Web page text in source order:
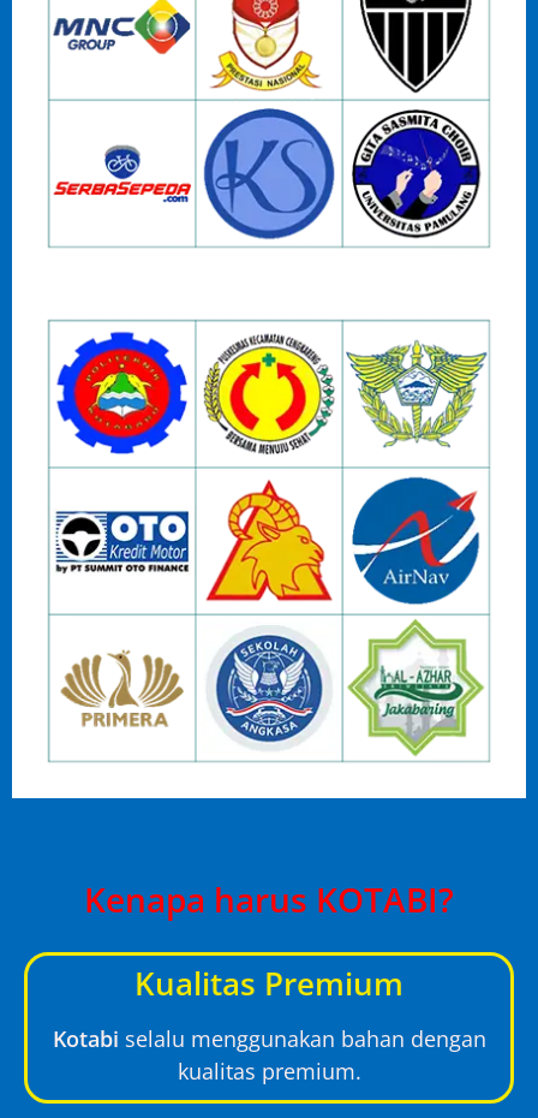
Kenapa harus KOTABI?
Kualitas Premium
Kotabi selalu menggunakan bahan dengan
kualitas premium.